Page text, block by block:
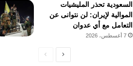
السعودية تحذر المليشيات
الموالية لإيران: لن نتوانى عن
التعامل مع أي عدوان
7 أغسطس، 2026
الصفحةالصفحة